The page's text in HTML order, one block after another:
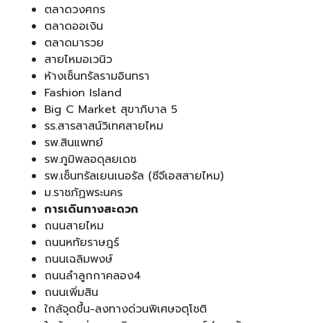
ตลาดวงศกร
ตลาดออเงิน
ตลาดมารวย
สายไหมอเวนิว
ห้างเซ็นทรัลรามอินทรา
Fashion Island
Big C Market สุขาภิบาล 5
รร.สารสาสน์วิเทศสายไหม
รพ.สินแพทย์
รพ.ภูมิพลอดุลยเดช
รพ.เซ็นทรัลเยนเนอรัล (ซีจีเอสสายไหม)
ม.ราชภัฏพระนคร
การเดินทางสะดวก
ถนนสายไหม
ถนนหทัยราษฎร์
ถนนเฉลิมพงษ์
ถนนลำลูกกาคลอง4
ถนนเพิ่มสิน
ใกล้จุดขึ้น-ลงทางด่วนพิเศษจตุโชติ